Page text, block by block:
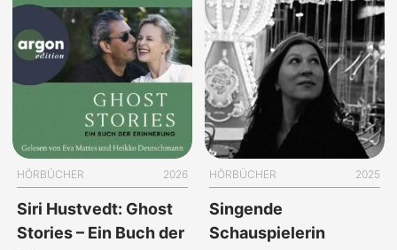
HÖRBÜCHER 2026
Siri Hustvedt: Ghost
Stories – Ein Buch der
HÖRBÜCHER 2025
Singende
Schauspielerin